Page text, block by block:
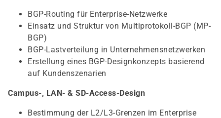
BGP-Routing für Enterprise-Netzwerke
Einsatz und Struktur von Multiprotokoll-BGP (MP-
BGP)
BGP-Lastverteilung in Unternehmensnetzwerken
Erstellung eines BGP-Designkonzepts basierend
auf Kundenszenarien
Campus-, LAN- & SD-Access-Design
Bestimmung der L2/L3-Grenzen im Enterprise